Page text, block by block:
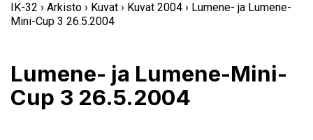
IK-32 › Arkisto › Kuvat › Kuvat 2004 › Lumene- ja Lumene-
Mini-Cup 3 26.5.2004
Lumene- ja Lumene-Mini-
Cup 3 26.5.2004